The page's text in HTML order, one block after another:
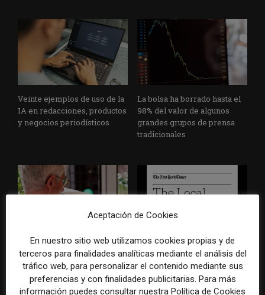
Veinte ejemplos de uso de la
IA en redacciones, productos
y negocios periodísticos
La bolsa ha borrado hasta el
98% del valor de algunos
grandes grupos de prensa
tradicionales
Los medios tienen audiencia,
pero no siempre comunidad:
cómo activar a los lectores
que siguen las noticias en
silencio
El buzón como nueva
portada: la estrategia de los
medios para conquistar
ciudad a ciudad
Aceptación de Cookies
En nuestro sitio web utilizamos cookies propias y de
terceros para finalidades analíticas mediante el análisis del
tráfico web, para personalizar el contenido mediante sus
preferencias y con finalidades publicitarias. Para más
información puedes consultar nuestra Política de Cookies